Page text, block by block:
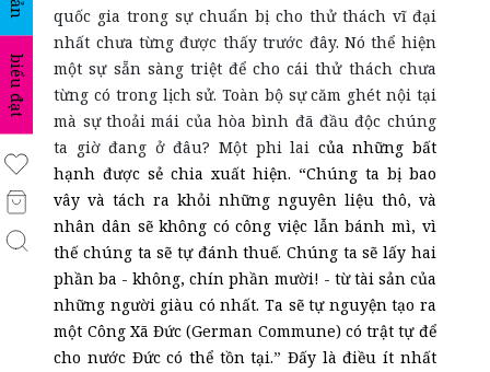
biểu đạt
quốc gia trong sự chuẩn bị cho thử thách vĩ đại
nhất chưa từng được thấy trước đây. Nó thể hiện
một sự sẵn sàng triệt để cho cái thử thách chưa
từng có trong lịch sử. Toàn bộ sự căm ghét nội tại
mà sự thoải mái của hòa bình đã đầu độc chúng
ta giờ đang ở đâu? Một phi lai của những bất
hạnh được sẻ chia xuất hiện. “Chúng ta bị bao
vây và tách ra khỏi những nguyên liệu thô, và
nhân dân sẽ không có công việc lẫn bánh mì, vì
thế chúng ta sẽ tự đánh thuế. Chúng ta sẽ lấy hai
phần ba - không, chín phần mười! - từ tài sản của
những người giàu có nhất. Ta sẽ tự nguyện tạo ra
một Công Xã Đức (German Commune) có trật tự để
cho nước Đức có thể tồn tại.” Đấy là điều ít nhất